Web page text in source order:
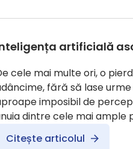
artificială
cele mai multe ori, o
fără să lase
imposibil de
dintre cele mai ample
Citește articolul